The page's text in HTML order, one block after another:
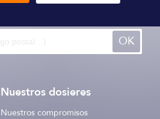
OK
Nuestros dosieres
Nuestros compromisos